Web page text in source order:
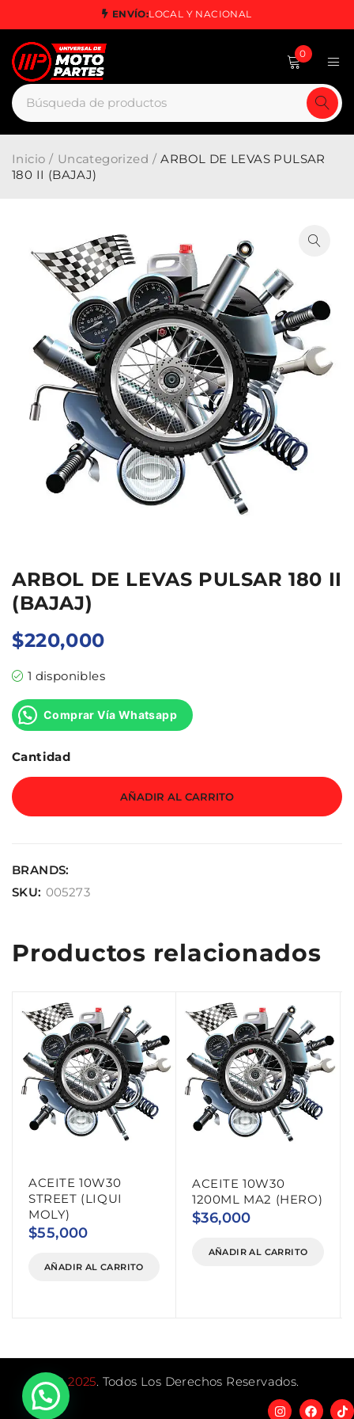
ENVÍO:LOCAL Y NACIONAL
0
Inicio / Uncategorized / ARBOL DE LEVAS PULSAR
180 II (BAJAJ)
ARBOL DE LEVAS PULSAR 180 II
(BAJAJ)
$220,000
1 disponibles
Comprar Vía Whatsapp
Cantidad
AÑADIR AL CARRITO
BRANDS:
SKU: 005273
Productos relacionados
ACEITE 10W30
STREET (LIQUI
MOLY)
$55,000
AÑADIR AL CARRITO
ACEITE 10W30
1200ML MA2 (HERO)
$36,000
AÑADIR AL CARRITO
©2025. Todos Los Derechos Reservados.